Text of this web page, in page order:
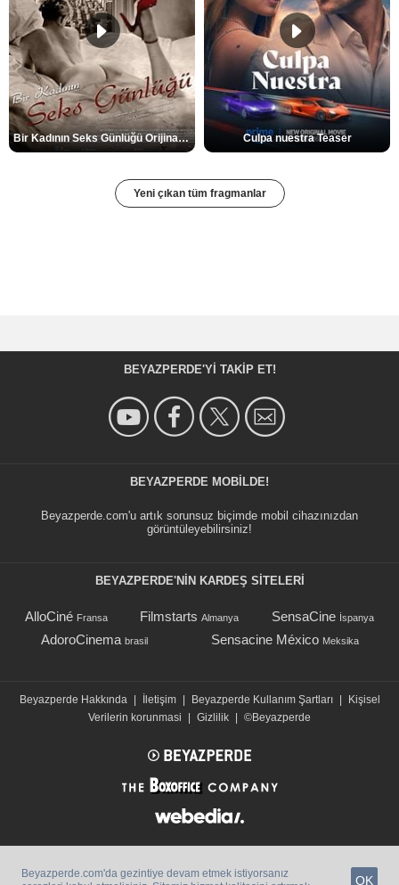
Bir Kadının Seks Günlüğü Orijinal Fragman Culpa nuestra Teaser
Yeni çıkan tüm fragmanlar
BEYAZPERDE'YI TAKIP ET!
BEYAZPERDE MOBILDE!
Beyazperde.com'u artık sorunsuz biçimde mobil cihazınızdan
görüntüleyebilirsiniz!
BEYAZPERDE'NIN KARDEŞ SİTELERİ
AlloCiné Fransa Filmstarts Almanya SensaCine İspanya
AdoroCinema brasil Sensacine México Meksika
Beyazperde Hakkında İletişim Beyazperde Kullanım Şartları
Kişisel
Verilerin korunmasi
Gizlilik ©Beyazperde
Beyazperde.com'da gezintiye devam etmek istiyorsanız
OK